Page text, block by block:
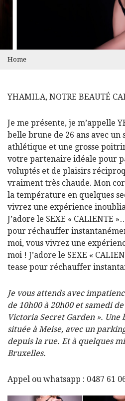
Home
YHAMILA, NOTRE BEAUTÉ
Je me présente, je m’appelle
belle brune de 26 ans avec un
athlétique et une grosse
votre partenaire idéale pour
voluptés et de plaisirs
vraiment très chaude. Mon
la température en quelques
vivrez une expérience
J’adore le SEXE « CALIENTE
pour réchauffer
moi, vous vivrez une
moi ! J’adore le SEXE «
tease pour réchauffer
Je vous attends avec
de 10h00 à 20h00 et samedi
Victoria Secret Garden ».
située à Meise, avec un
depuis la rue. Et à quelques
Bruxelles.
Appel ou whatsapp : 0487 61